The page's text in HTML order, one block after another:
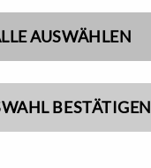
AUSWÄHLEN
BESTÄTIGEN